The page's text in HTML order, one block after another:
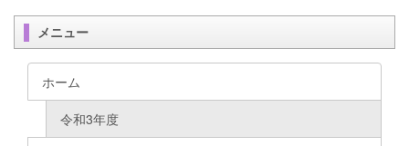
メニュー
ホーム
令和3年度